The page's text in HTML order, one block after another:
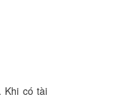
Khi có tài